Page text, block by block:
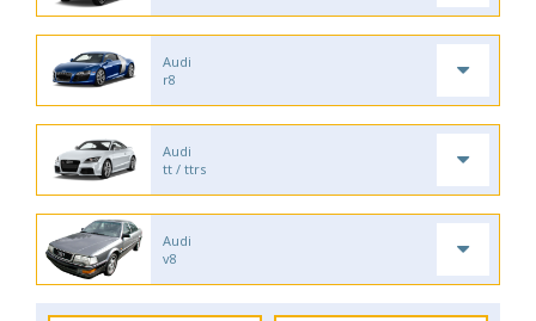
Audi
r8
Audi
tt / ttrs
Audi
v8